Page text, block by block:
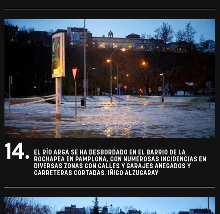
14.
EL RÍO ARGA SE HA DESBORDADO EN EL BARRIO DE LA
ROCHAPEA EN PAMPLONA, CON NUMEROSAS INCIDENCIAS EN
DIVERSAS ZONAS CON CALLES Y GARAJES ANEGADOS Y
CARRETERAS CORTADAS. IÑIGO ALZUGARAY